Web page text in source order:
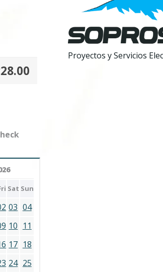
Sat Sun
03 04
10 11
17 18
24 25
Proyectos y Servicios